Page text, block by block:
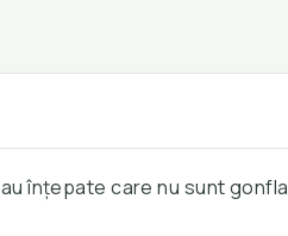
înțepate care nu sunt